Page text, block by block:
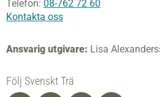
Telefon: 08-762 72 60
Kontakta oss
Ansvarig utgivare: Lisa
Följ Svenskt Trä